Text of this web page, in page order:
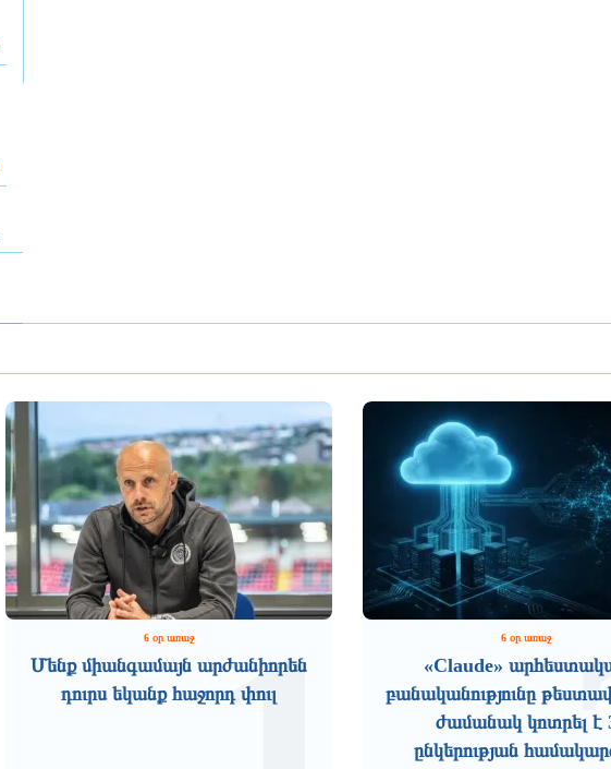
6 օր առաջ
Մենք միանգամայն արժանիորեն
դուրս եկանք հաջորդ փուլ
6 օր առաջ
«Claude»
բանականությունը
ժամանակ կոտրել է
ընկերության